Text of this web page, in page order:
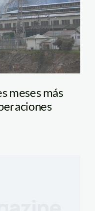
meses más